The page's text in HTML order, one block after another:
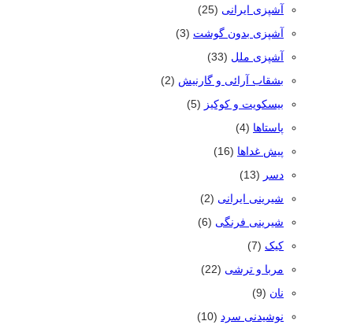
آشپزی ایرانی (25)
آشپزی بدون گوشت (3)
آشپزی ملل (33)
بشقاب آرائی و گارنیش (2)
بیسکویت و کوکیز (5)
پاستاها (4)
پیش غداها (16)
دسر (13)
شیرینی ایرانی (2)
شیرینی فرنگی (6)
کیک (7)
مربا و ترشی (22)
نان (9)
نوشیدنی سرد (10)